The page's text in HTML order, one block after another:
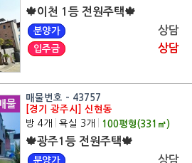
🍁이천 1등 전원주택🍁
분양가 상담
입주금 상담
물
매물번호 - 43757
[경기 광주시] 신현동
방 4개
욕실 3개 100평형(331 ㎡)
🍁광주1등 전원주택🍁
분양가 상담